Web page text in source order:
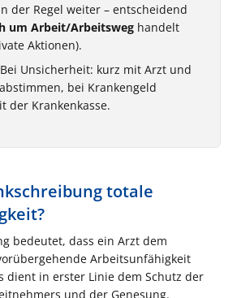
der Regel weiter – entscheidend
um Arbeit/Arbeitsweg handelt
Aktionen).
Bei Unsicherheit: kurz mit Arzt und
bei Krankengeld
der Krankenkasse.
totale
bedeutet, dass ein Arzt dem
Arbeitsunfähigkeit
dient in erster Linie dem Schutz der
und der Genesung.